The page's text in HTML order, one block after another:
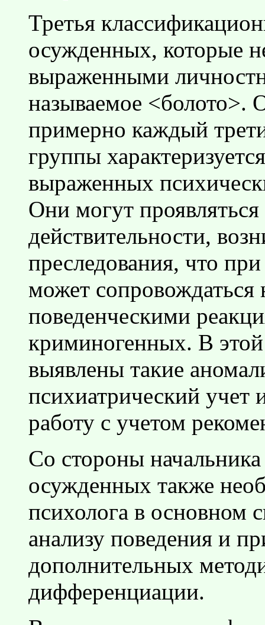
Третья
осужденных, которые
выраженными
называемое <болото>.
примерно каждый
группы
выраженных
Они могут
действительности,
преследования, что
может сопровождаться
поведенческими
криминогенных. В
выявлены такие
психиатрический
работу с учетом
Со стороны
осужденных также
психолога в основном
анализу поведения и
дополнительных
дифференциации.